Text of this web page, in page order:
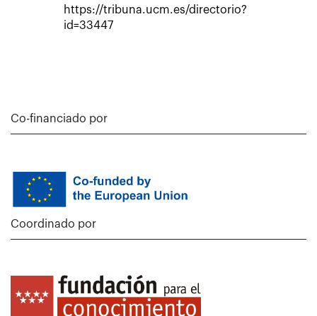
https://tribuna.ucm.es/directorio?
id=33447
Co-financiado por
Coordinado por